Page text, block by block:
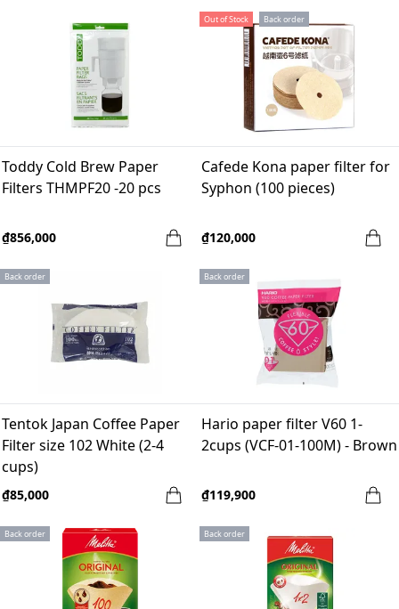
Toddy Cold Brew Paper
Filters THMPF20 -20 pcs
₫856,000
Out of Stock Back order
Cafede Kona paper filter for
Syphon (100 pieces)
₫120,000
Back order
Tentok Japan Coffee Paper
Filter size 102 White (2-4
cups)
₫85,000
Back order
Hario paper filter V60 1-
2cups (VCF-01-100M) - Brown
₫119,900
Back order Back order